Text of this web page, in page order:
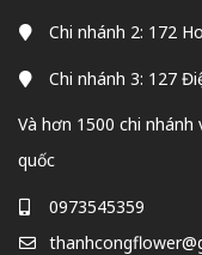
Chi nhánh 2: 172
Chi nhánh 3: 127
Và hơn 1500 chi
quốc
0973545359